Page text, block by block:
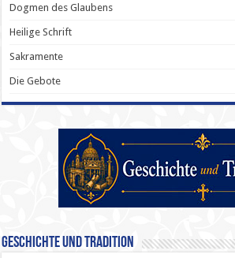
Dogmen des Glaubens
Heilige Schrift
Sakramente
Die Gebote
Geschichte und Tradition